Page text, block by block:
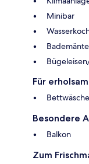
Minibar
Für
Besondere
Balkon
Zum